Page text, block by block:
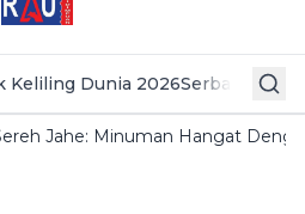
Keliling Dunia 2026Serba Serbi
Jahe: Minuman Hangat